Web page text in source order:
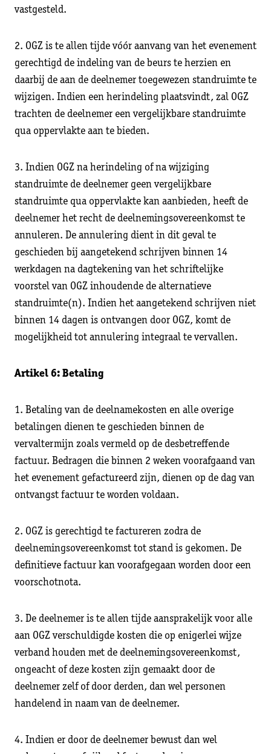
vastgesteld.
2. OGZ is te allen tijde vóór aanvang van het evenement
gerechtigd de indeling van de beurs te herzien en
daarbij de aan de deelnemer toegewezen standruimte te
wijzigen. Indien een herindeling plaatsvindt, zal OGZ
trachten de deelnemer een vergelijkbare standruimte
qua oppervlakte aan te bieden.
3. Indien OGZ na herindeling of na wijziging
standruimte de deelnemer geen vergelijkbare
standruimte qua oppervlakte kan aanbieden, heeft de
deelnemer het recht de deelnemingsovereenkomst te
annuleren. De annulering dient in dit geval te
geschieden bij aangetekend schrijven binnen 14
werkdagen na dagtekening van het schriftelijke
voorstel van OGZ inhoudende de alternatieve
standruimte(n). Indien het aangetekend schrijven niet
binnen 14 dagen is ontvangen door OGZ, komt de
mogelijkheid tot annulering integraal te vervallen.
Artikel 6: Betaling
1. Betaling van de deelnamekosten en alle overige
betalingen dienen te geschieden binnen de
vervaltermijn zoals vermeld op de desbetreffende
factuur. Bedragen die binnen 2 weken voorafgaand van
het evenement gefactureerd zijn, dienen op de dag van
ontvangst factuur te worden voldaan.
2. OGZ is gerechtigd te factureren zodra de
deelnemingsovereenkomst tot stand is gekomen. De
definitieve factuur kan voorafgegaan worden door een
voorschotnota.
3. De deelnemer is te allen tijde aansprakelijk voor alle
aan OGZ verschuldigde kosten die op enigerlei wijze
verband houden met de deelnemingsovereenkomst,
ongeacht of deze kosten zijn gemaakt door de
deelnemer zelf of door derden, dan wel personen
handelend in naam van de deelnemer.
4. Indien er door de deelnemer bewust dan wel